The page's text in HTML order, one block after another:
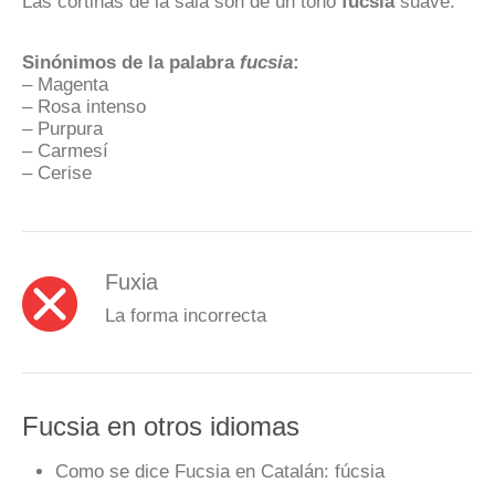
Sinónimos de la palabra fucsia:
– Magenta
– Rosa intenso
– Purpura
– Carmesí
– Cerise
Fuxia
La forma incorrecta
Fucsia en otros idiomas
Como se dice Fucsia en Catalán: fúcsia